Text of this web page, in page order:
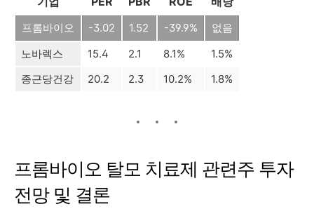
프롬바이오 -3.02 1.52 -39.9%
없음
노바렉스
15.4 2.1 8.1%
1.5%
종근당건강
20.2 2.3 10.2% 1.8%
프롬바이오 탈모 치료제 관련주 투자
전망 및 결론